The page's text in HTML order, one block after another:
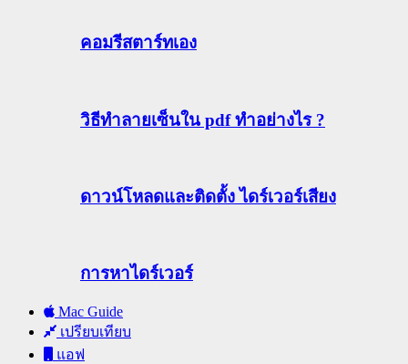
คอมรีสตาร์ทเอง
วิธีทําลายเซ็นใน pdf ทำอย่างไร ?
ดาวน์โหลดและติดตั้ง ไดร์เวอร์เสียง
การหาไดร์เวอร์
Mac Guide
เปรียบเทียบ
แอฟ